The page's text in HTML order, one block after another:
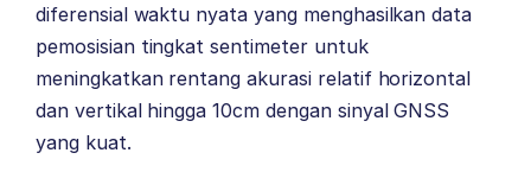
diferensial waktu nyata yang menghasilkan data
pemosisian tingkat sentimeter untuk
meningkatkan rentang akurasi relatif horizontal
dan vertikal hingga 10cm dengan sinyal GNSS
yang kuat.